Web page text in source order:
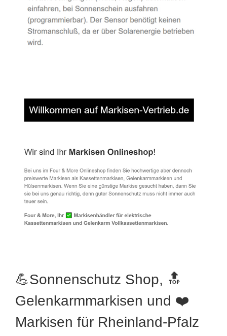
💪Sonnenschutz Shop, 🔝
Gelenkarmmarkisen und ❤️
Markisen für Rheinland-Pfalz